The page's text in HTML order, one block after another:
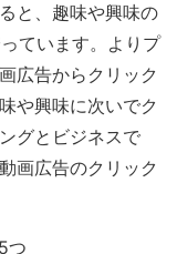
と、趣味や興味の
ています。よりプ
広告からクリック
や興味に次いでク
グとビジネスで
画広告のクリック
つ